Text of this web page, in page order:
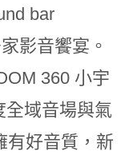
bar
影音饗宴。
360 小宇
全域音場與氣
有好音質，新